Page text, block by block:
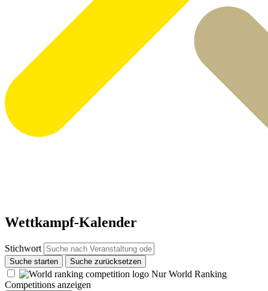
Wettkampf-Kalender
Stichwort
Suche starten Suche zurücksetzen
Nur World Ranking
Competitions anzeigen